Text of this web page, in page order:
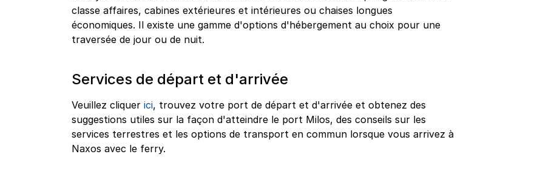
classe affaires, cabines extérieures et intérieures ou chaises longues
économiques. Il existe une gamme d'options d'hébergement au choix pour une
traversée de jour ou de nuit.
Services de départ et d'arrivée
Veuillez cliquer ici, trouvez votre port de départ et d'arrivée et obtenez des
suggestions utiles sur la façon d'atteindre le port Milos, des conseils sur les
services terrestres et les options de transport en commun lorsque vous arrivez à
Naxos avec le ferry.